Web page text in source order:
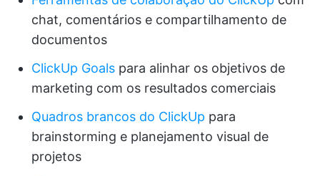
chat, comentários e compartilhamento de
documentos
ClickUp Goals para alinhar os objetivos de
marketing com os resultados comerciais
Quadros brancos do ClickUp para
brainstorming e planejamento visual de
projetos